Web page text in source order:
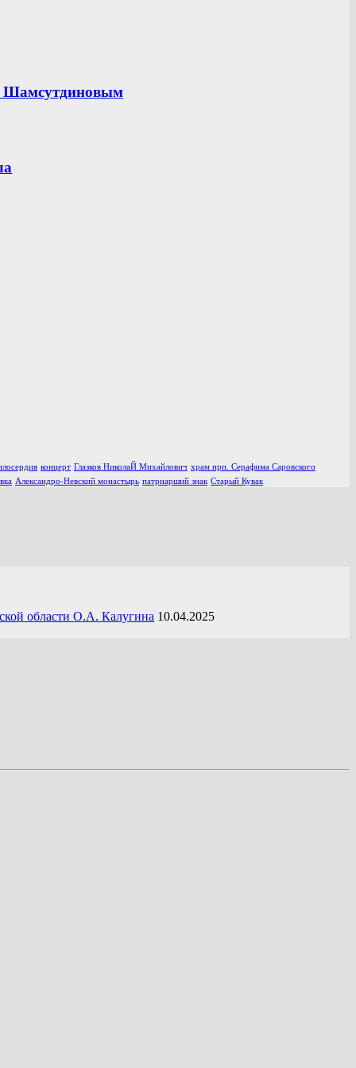
Шамсутдиновым
концерт Глазков НиколаЙ Михайлович храм прп. Серафима Саровского
Александро-Невский монастырь патриарший знак Старый Кувак
области О.А. Калугина 10.04.2025